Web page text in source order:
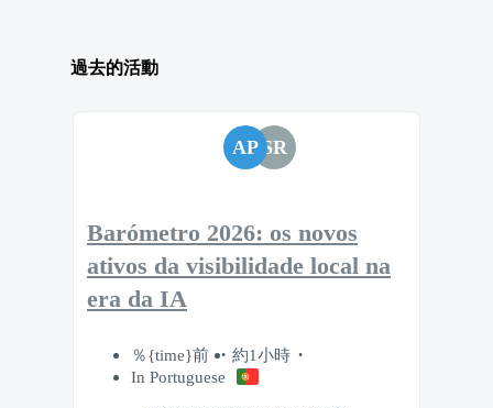
過去的活動
AP SR
Barómetro 2026: os novos
ativos da visibilidade local na
era da IA
％{time}前
約1小時
In Portuguese